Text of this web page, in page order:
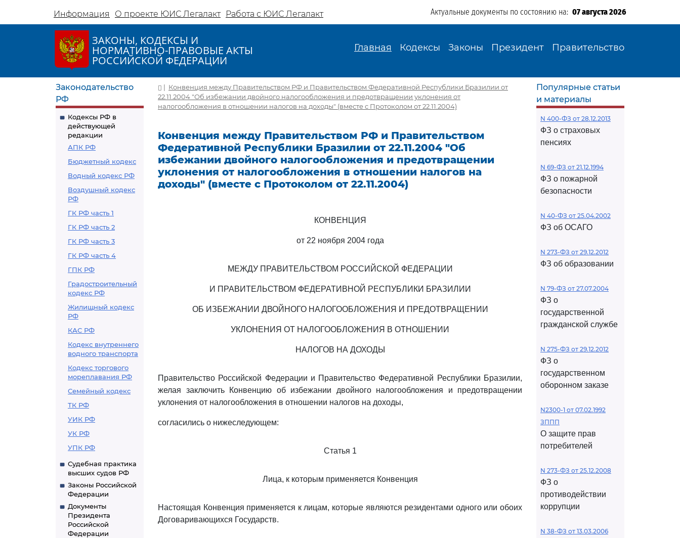
Информация О проекте ЮИС Легалакт Работа с ЮИС Легалакт Актуальные документы по состоянию на: 07 августа 2026
ЗАКОНЫ, КОДЕКСЫ И
НОРМАТИВНО-ПРАВОВЫЕ АКТЫ
РОССИЙСКОЙ ФЕДЕРАЦИИ
Главная Кодексы Законы Президент Правительство
Законодательство
РФ
Кодексы РФ в
действующей
редакции
АПК РФ
Бюджетный кодекс
Водный кодекс РФ
Воздушный кодекс
РФ
ГК РФ часть 1
ГК РФ часть 2
ГК РФ часть 3
ГК РФ часть 4
ГПК РФ
Градостроительный
кодекс РФ
Жилищный кодекс
РФ
КАС РФ
Кодекс внутреннего
водного транспорта
Кодекс торгового
мореплавания РФ
Семейный кодекс
ТК РФ
УИК РФ
УК РФ
УПК РФ
Судебная практика
высших судов РФ
Законы Российской
Федерации
Документы
Президента
Российской
Федерации
| Конвенция между Правительством РФ и Правительством Федеративной Республики Бразилии от
22.11.2004 "Об избежании двойного налогообложения и предотвращении уклонения от
налогообложения в отношении налогов на доходы" (вместе с Протоколом от 22.11.2004)
Конвенция между Правительством РФ и Правительством
Федеративной Республики Бразилии от 22.11.2004 "Об
избежании двойного налогообложения и предотвращении
уклонения от налогообложения в отношении налогов на
доходы" (вместе с Протоколом от 22.11.2004)
КОНВЕНЦИЯ
от 22 ноября 2004 года
МЕЖДУ ПРАВИТЕЛЬСТВОМ РОССИЙСКОЙ ФЕДЕРАЦИИ
И ПРАВИТЕЛЬСТВОМ ФЕДЕРАТИВНОЙ РЕСПУБЛИКИ БРАЗИЛИИ
ОБ ИЗБЕЖАНИИ ДВОЙНОГО НАЛОГООБЛОЖЕНИЯ И ПРЕДОТВРАЩЕНИИ
УКЛОНЕНИЯ ОТ НАЛОГООБЛОЖЕНИЯ В ОТНОШЕНИИ
НАЛОГОВ НА ДОХОДЫ
Правительство Российской Федерации и Правительство Федеративной Республики Бразилии,
желая заключить Конвенцию об избежании двойного налогообложения и предотвращении
уклонения от налогообложения в отношении налогов на доходы,
согласились о нижеследующем:
Статья 1
Лица, к которым применяется Конвенция
Настоящая Конвенция применяется к лицам, которые являются резидентами одного или обоих
Договаривающихся Государств.
Популярные статьи
и материалы
N 400-ФЗ от 28.12.2013
ФЗ о страховых
пенсиях
N 69-ФЗ от 21.12.1994
ФЗ о пожарной
безопасности
N 40-ФЗ от 25.04.2002
ФЗ об ОСАГО
N 273-ФЗ от 29.12.2012
ФЗ об образовании
N 79-ФЗ от 27.07.2004
ФЗ о
государственной
гражданской службе
N 275-ФЗ от 29.12.2012
ФЗ о
государственном
оборонном заказе
N2300-1 от 07.02.1992
ЗППП
О защите прав
потребителей
N 273-ФЗ от 25.12.2008
ФЗ о
противодействии
коррупции
N 38-ФЗ от 13.03.2006